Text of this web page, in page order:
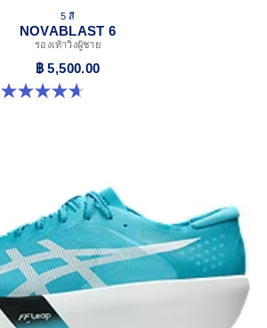
5 สี
NOVABLAST 6
รองเท้าวิ่งผู้ชาย
฿ 5,500.00
4.6 จาก 5 ดาว 133 รีวิว